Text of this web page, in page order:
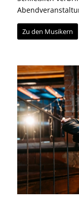
Zu den Musikern